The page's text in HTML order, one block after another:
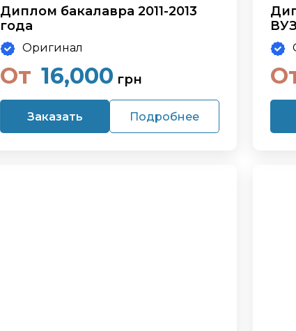
Диплом бакалавра 2011-2013
года
Оригинал
От 16,000 грн
Заказать Подробнее